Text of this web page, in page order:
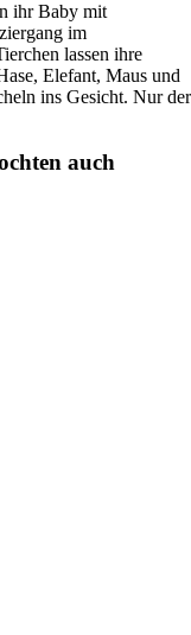
ihr Baby mit
im
lassen ihre
Elefant, Maus und
ins Gesicht. Nur der
auch